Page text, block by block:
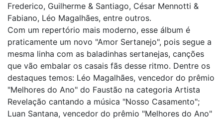
Frederico, Guilherme & Santiago, César Mennotti &
Fabiano, Léo Magalhães, entre outros.
Com um repertório mais moderno, esse álbum é
praticamente um novo "Amor Sertanejo", pois segue a
mesma linha com as baladinhas sertanejas, canções
que vão embalar os casais fãs desse ritmo. Dentre os
destaques temos: Léo Magalhães, vencedor do prêmio
"Melhores do Ano" do Faustão na categoria Artista
Revelação cantando a música "Nosso Casamento";
Luan Santana, vencedor do prêmio "Melhores do Ano"